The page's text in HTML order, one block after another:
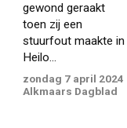
gewond geraakt
toen zij een
stuurfout maakte in
Heilo...
zondag 7 april 2024
Alkmaars Dagblad